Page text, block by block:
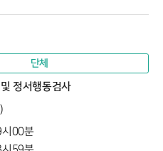
단체
정서행동검사
00분